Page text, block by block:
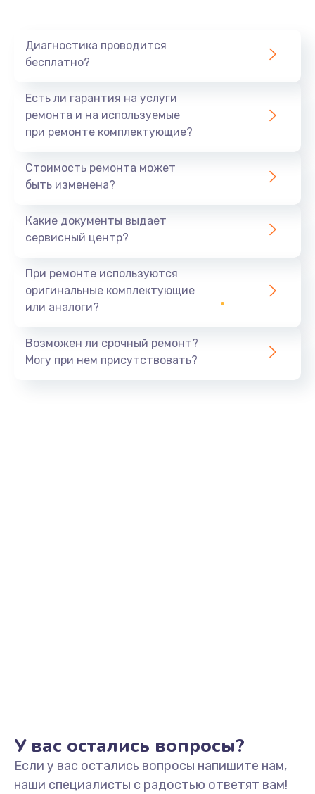
Диагностика проводится
бесплатно?
Есть ли гарантия на услуги
ремонта и на используемые
при ремонте комплектующие?
Стоимость ремонта может
быть изменена?
Какие документы выдает
сервисный центр?
При ремонте используются
оригинальные комплектующие
или аналоги?
Возможен ли срочный ремонт?
Могу при нем присутствовать?
У вас остались вопросы?
Если у вас остались вопросы напишите нам,
наши специалисты с радостью ответят вам!